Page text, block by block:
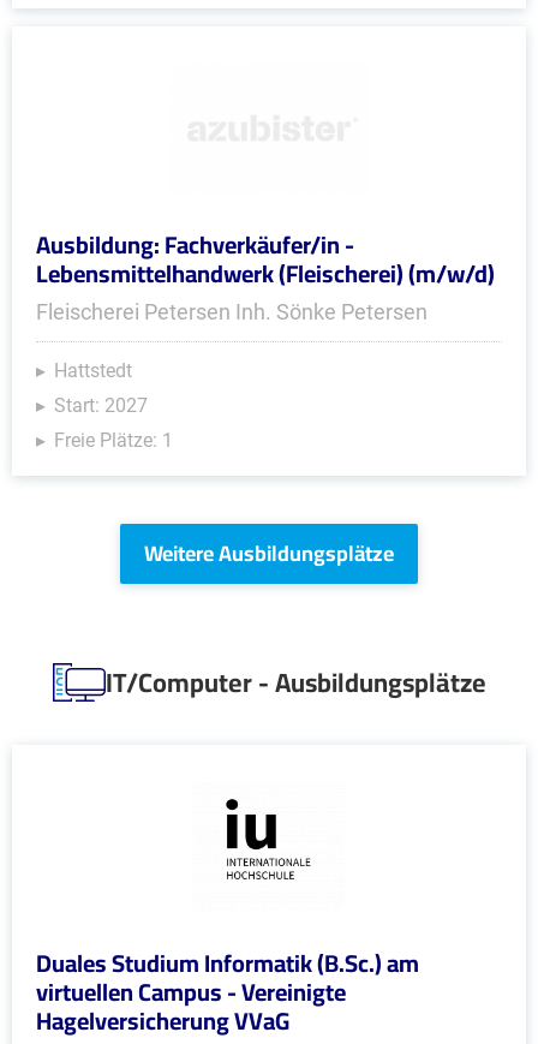
Ausbildung: Fachverkäufer/in -
Lebensmittelhandwerk (Fleischerei) (m/w/d)
Fleischerei Petersen Inh. Sönke Petersen
Hattstedt
Start: 2027
Freie Plätze: 1
Weitere Ausbildungsplätze
IT/Computer - Ausbildungsplätze
Duales Studium Informatik (B.Sc.) am
virtuellen Campus - Vereinigte
Hagelversicherung VVaG